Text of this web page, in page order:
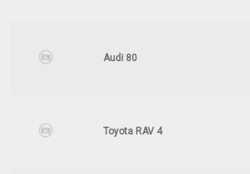
Audi 80
Toyota RAV 4